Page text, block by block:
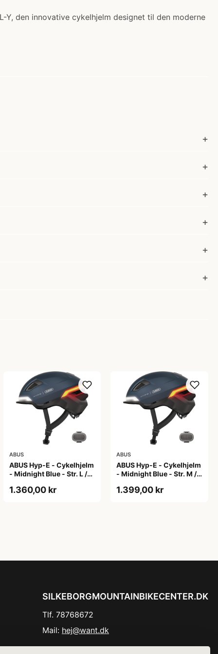
Y, den innovative cykelhjelm designet til den moderne
ABUS
ABUS Hyp-E - Cykelhjelm
- Midnight Blue - Str. L /
1.360,00 kr
ABUS
ABUS Hyp-E - Cykelhjelm
- Midnight Blue - Str. M /
1.399,00 kr
SILKEBORGMOUNTAINBIKECENTER.DK
Tlf. 78768672
Mail: hej@want.dk